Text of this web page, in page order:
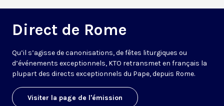
Direct de Rome
Qu’il s’agisse de canonisations, de fêtes liturgiques ou
d’événements exceptionnels, KTO retransmet en français la
plupart des directs exceptionnels du Pape, depuis Rome.
Visiter la page de l'émission